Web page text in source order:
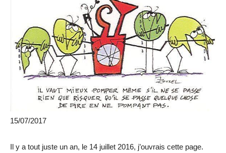
15/07/2017
Il y a tout juste un an, le 14 juillet 2016, j’ouvrais cette page.